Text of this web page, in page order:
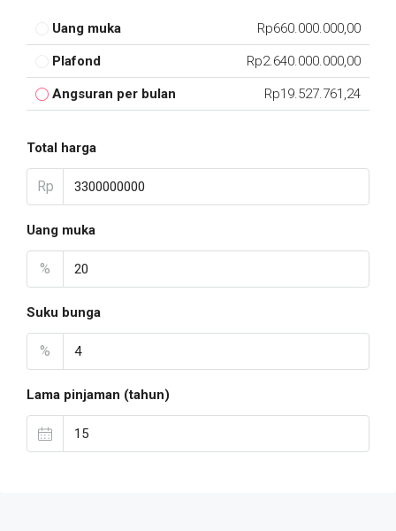
Uang muka Rp660.000.000,00
Plafond Rp2.640.000.000,00
Angsuran per bulan Rp19.527.761,24
Total harga
Rp
Uang muka
%
Suku bunga
%
Lama pinjaman (tahun)